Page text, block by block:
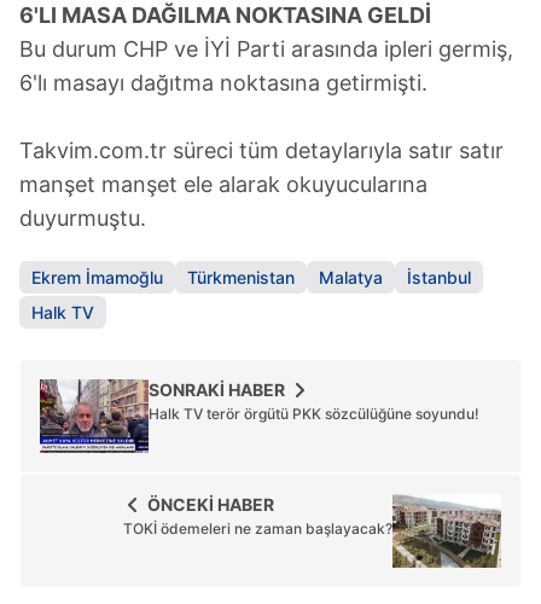
6'LI MASA DAĞILMA NOKTASINA GELDİ
Bu durum CHP ve İYİ Parti arasında ipleri germiş,
6'lı masayı dağıtma noktasına getirmişti.
Takvim.com.tr süreci tüm detaylarıyla satır satır
manşet manşet ele alarak okuyucularına
duyurmuştu.
Ekrem İmamoğlu Türkmenistan Malatya
İstanbul
Halk TV
SONRAKİ HABER
Halk TV terör örgütü PKK sözcülüğüne soyundu!
ÖNCEKİ HABER
TOKİ ödemeleri ne zaman başlayacak?